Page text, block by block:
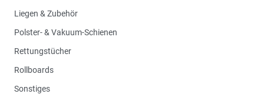
Liegen & Zubehör
Polster- & Vakuum-Schienen
Rettungstücher
Rollboards
Sonstiges